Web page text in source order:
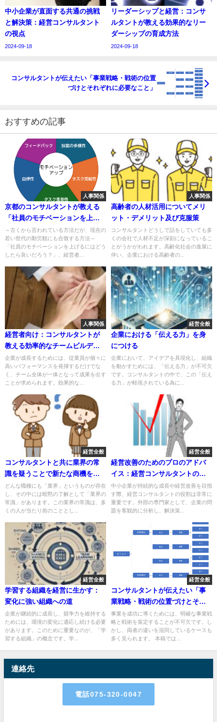
中小企業が直面する共通の挑戦
と解決策：経営コンサルタント
の視点
2024-09-18
リーダーシップと経営：コンサ
ルタントが教える効果的なリー
ダーシップの育成方法
2024-09-18
コンサルタントが伝えたい「事業戦略・戦術の位置
づけとそれぞれに必要なこと」
おすすめの記事
人事関係
京都のコンサルタントが教える
「社員のモチベーションを上げ
るには？」
～古くから言われている方法だが、現在の
若い世代の勤労観にも合致する方法～
「社員のモチベーションを上げるにはどう
したら良いだろう？」、経営者...
人事関係
高齢者の人材活用についてメリ
ット・デメリット及び克服策
コンサルタントどうしで話をしていても多
くの会社で人材不足が深刻になっているこ
とがうかがわれます。高齢化社会の進展に
伴い、企業における高齢者の...
人事関係
経営者向け：コンサルタントが
教える効率的なチームビルディ
ングテクニック
企業が成長するためには、従業員が個々に
高いパフォーマンスを発揮するだけでな
く、チーム全体が一体となって成果を出す
ことが求められます。効果的な...
経営全般
企業における「伝える力」を身
につける
企業において、アイデアを具現化し、組織
を動かすためには、「伝える力」が不可欠
です。コンサルタントの中で、この「伝え
る力」が軽視されている為に...
経営全般
コンサルタントと共に業界の常
識を疑うことで新たな商機を発
見
どんな職種にも「業界」というものが存在
し、その中には暗黙の了解として「業界の
常識」があります。この業界の常識は、多
くの人が当たり前のこととし...
経営全般
経営改善のためのプロのアドバ
イス：経営コンサルタントの役
割とは？
中小企業が持続的な成長や経営改善を目指
す際、経営コンサルタントの役割は非常に
重要です。外部の専門家として、企業の問
題を客観的に分析し、解決策...
経営全般
学習する組織を経営に生かす：
変化に強い組織への道
企業が継続的に成長し、競争力を維持する
ためには、環境の変化に適応し続ける必要
があります。このために重要なのが、「学
習する組織」の概念です。学...
経営全般
コンサルタントが伝えたい「事
業戦略・戦術の位置づけとそれ
ぞれに必要なこと」
事業を成功に導くためには、明確な事業戦
略と戦術を策定することが不可欠です。し
かし、両者の違いを混同しているケースも
多く見られます。 本稿では...
連絡先
電話075-320-0047